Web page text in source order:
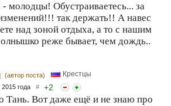
молодцы! Обустраиваетесь... за
так держать!! А навес
над зоной отдыха, а то с нашим
реже бывает, чем дождь..
(автор поста) Крестцы
2015 года # +2
Тань. Вот даже ещё и не знаю про